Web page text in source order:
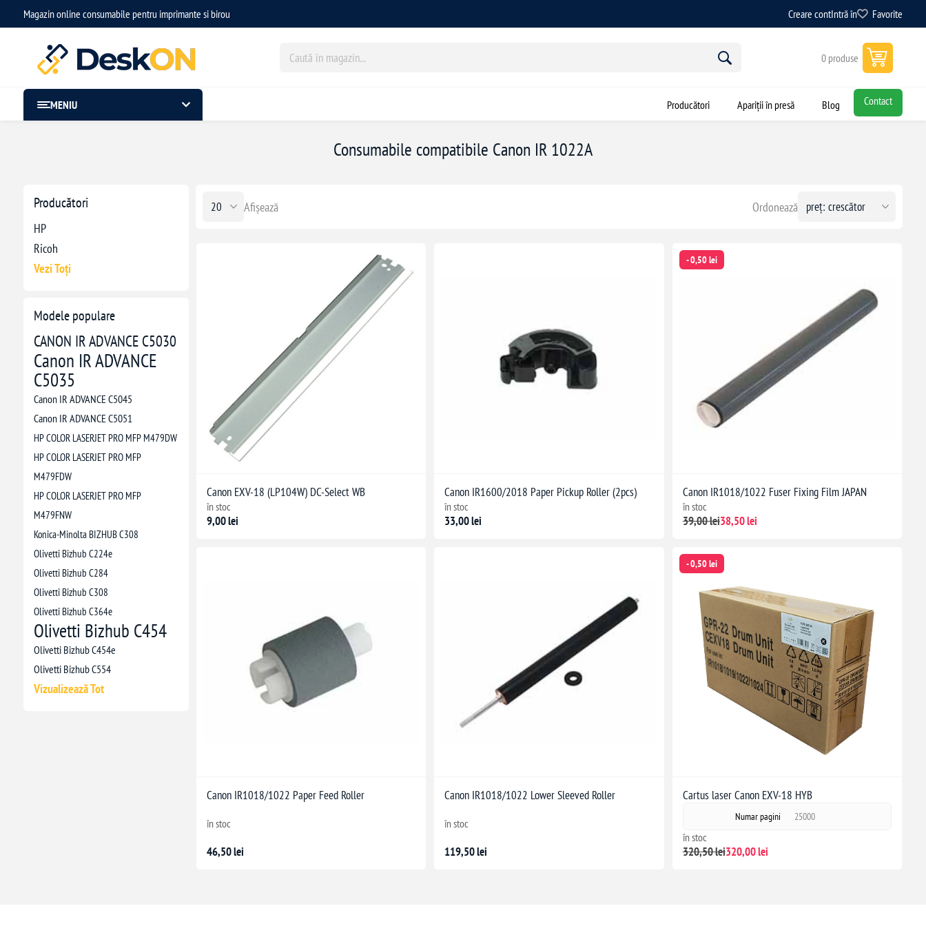
Magazin online consumabile pentru imprimante si birou Creare contIntră în Favorite
0 produse
MENIU Producători Apariții în presă Blog Contact
Producători
HP
Ricoh
Vezi Toți
Modele populare
CANON IR ADVANCE C5030
Canon IR ADVANCE
C5035
Canon IR ADVANCE C5045
Canon IR ADVANCE C5051
HP COLOR LASERJET PRO MFP M479DW
HP COLOR LASERJET PRO MFP
M479FDW
HP COLOR LASERJET PRO MFP
M479FNW
Konica-Minolta BIZHUB C308
Olivetti Bizhub C224e
Olivetti Bizhub C284
Olivetti Bizhub C308
Olivetti Bizhub C364e
Olivetti Bizhub C454
Olivetti Bizhub C454e
Olivetti Bizhub C554
Vizualizează Tot
Consumabile compatibile Canon IR 1022A
Ordonează
Afișează
Canon EXV-18 (LP104W) DC-Select WB
în stoc
9,00 lei
Canon IR1600/2018 Paper Pickup Roller (2pcs)
în stoc
33,00 lei
- 0,50 lei
Canon IR1018/1022 Fuser Fixing Film JAPAN
în stoc
39,00 lei38,50 lei
Canon IR1018/1022 Paper Feed Roller
în stoc
46,50 lei
Canon IR1018/1022 Lower Sleeved Roller
în stoc
119,50 lei
- 0,50 lei
Cartus laser Canon EXV-18 HYB
Numar pagini 25000
în stoc
320,50 lei320,00 lei